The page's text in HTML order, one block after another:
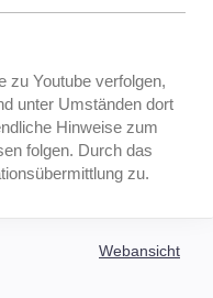
zu Youtube verfolgen,
unter Umständen dort
Hinweise zum
folgen. Durch das
zu.
Webansicht